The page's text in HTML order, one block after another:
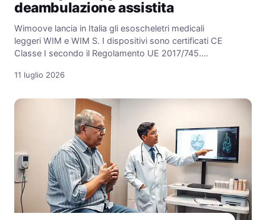
deambulazione assistita
Wimoove lancia in Italia gli esoscheletri medicali
leggeri WIM e WIM S. I dispositivi sono certificati CE
Classe I secondo il Regolamento UE 2017/745.…
11 luglio 2026